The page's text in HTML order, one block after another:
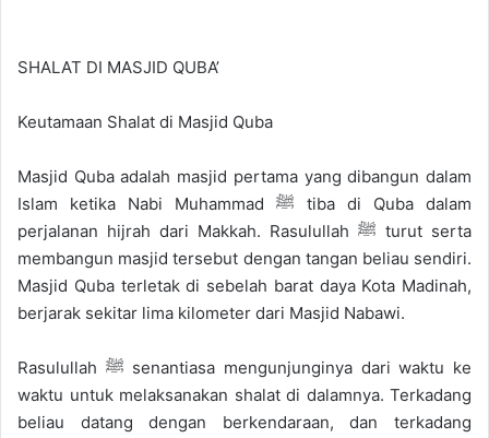
SHALAT DI MASJID QUBA’
Keutamaan Shalat di Masjid Quba
Masjid Quba adalah masjid pertama yang dibangun dalam
Islam ketika Nabi Muhammad ﷺ tiba di Quba dalam
perjalanan hijrah dari Makkah. Rasulullah ﷺ turut serta
membangun masjid tersebut dengan tangan beliau sendiri.
Masjid Quba terletak di sebelah barat daya Kota Madinah,
berjarak sekitar lima kilometer dari Masjid Nabawi.
Rasulullah ﷺ senantiasa mengunjunginya dari waktu ke
waktu untuk melaksanakan shalat di dalamnya. Terkadang
beliau datang dengan berkendaraan, dan terkadang